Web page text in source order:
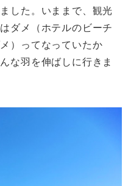
した。いままで、観光
ダメ（ホテルのビーチ
）ってなっていたか
な羽を伸ばしに行きま